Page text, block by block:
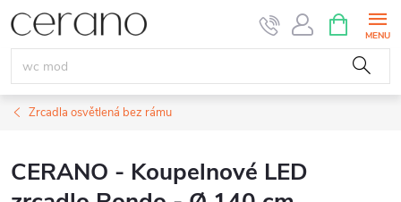
Přejít
na
obsah
NÁKUPNÍ
KOŠÍK
Zrcadla osvětlená bez rámu
CERANO - Koupelnové LED